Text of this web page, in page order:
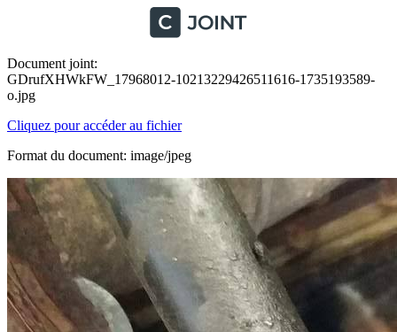
Document joint:
GDrufXHWkFW_17968012-10213229426511616-1735193589-
o.jpg
Cliquez pour accéder au fichier
Format du document: image/jpeg